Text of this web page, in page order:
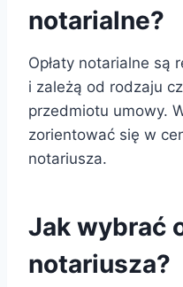
notarialne?
Opłaty notarialne są
i zależą od rodzaju
przedmiotu umowy.
zorientować się w
notariusza.
Jak wybrać
notariusza?